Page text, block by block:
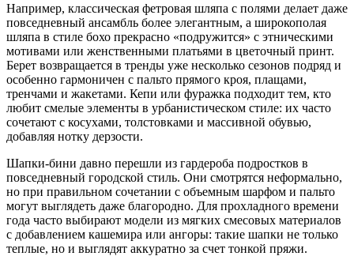
Например, классическая фетровая шляпа с полями делает даже
повседневный ансамбль более элегантным, а широкополая
шляпа в стиле бохо прекрасно «подружится» с этническими
мотивами или женственными платьями в цветочный принт.
Берет возвращается в тренды уже несколько сезонов подряд и
особенно гармоничен с пальто прямого кроя, плащами,
тренчами и жакетами. Кепи или фуражка подходит тем, кто
любит смелые элементы в урбанистическом стиле: их часто
сочетают с косухами, толстовками и массивной обувью,
добавляя нотку дерзости.
Шапки-бини давно перешли из гардероба подростков в
повседневный городской стиль. Они смотрятся неформально,
но при правильном сочетании с объемным шарфом и пальто
могут выглядеть даже благородно. Для прохладного времени
года часто выбирают модели из мягких смесовых материалов
с добавлением кашемира или ангоры: такие шапки не только
теплые, но и выглядят аккуратно за счет тонкой пряжи.